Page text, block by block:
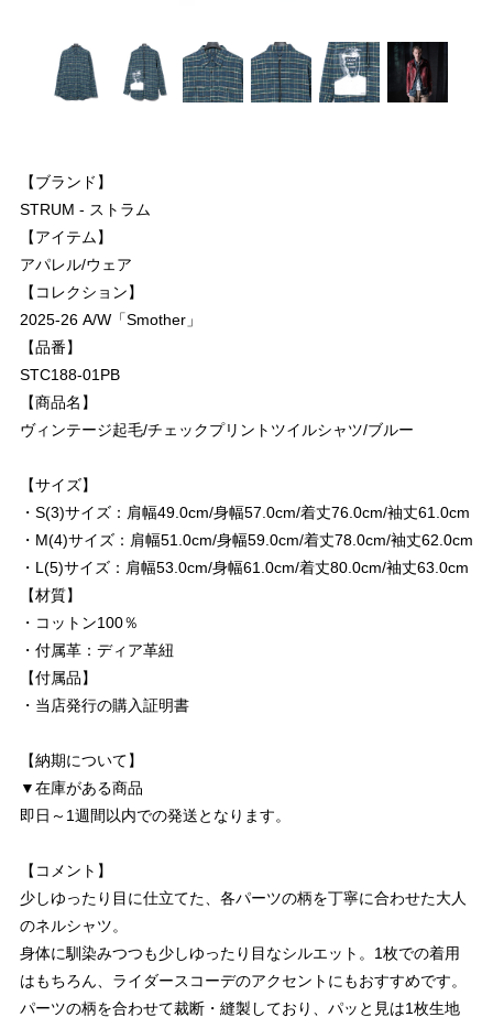
【ブランド】
STRUM - ストラム
【アイテム】
アパレル/ウェア
【コレクション】
2025-26 A/W「Smother」
【品番】
STC188-01PB
【商品名】
ヴィンテージ起毛/チェックプリントツイルシャツ/ブルー
【サイズ】
・S(3)サイズ：肩幅49.0cm/身幅57.0cm/着丈76.0cm/袖丈61.0cm
・M(4)サイズ：肩幅51.0cm/身幅59.0cm/着丈78.0cm/袖丈62.0cm
・L(5)サイズ：肩幅53.0cm/身幅61.0cm/着丈80.0cm/袖丈63.0cm
【材質】
・コットン100％
・付属革：ディア革紐
【付属品】
・当店発行の購入証明書
【納期について】
▼在庫がある商品
即日～1週間以内での発送となります。
【コメント】
少しゆったり目に仕立てた、各パーツの柄を丁寧に合わせた大人
のネルシャツ。
身体に馴染みつつも少しゆったり目なシルエット。1枚での着用
はもちろん、ライダースコーデのアクセントにもおすすめです。
パーツの柄を合わせて裁断・縫製しており、パッと見は1枚生地